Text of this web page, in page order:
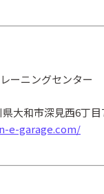
レーニングセン
大和市深見西6丁
e-garage.com/